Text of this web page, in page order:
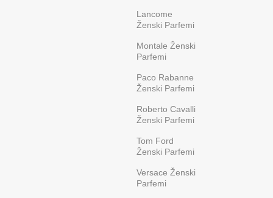
Lancome
Ženski Parfemi
Montale Ženski
Parfemi
Paco Rabanne
Ženski Parfemi
Roberto Cavalli
Ženski Parfemi
Tom Ford
Ženski Parfemi
Versace Ženski
Parfemi